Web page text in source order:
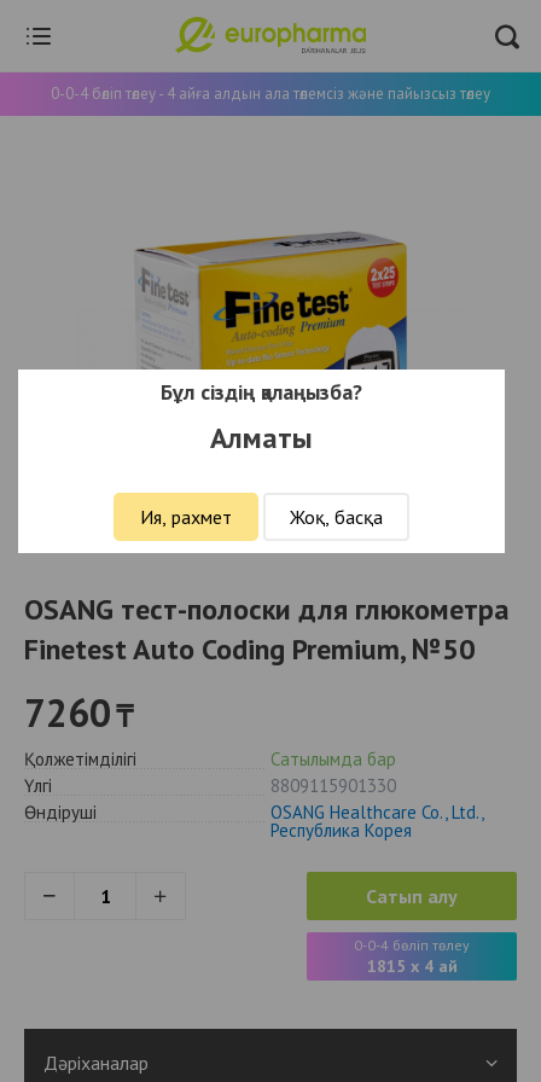
0-0-4 бөліп төлеу - 4 айға алдын ала төлемсіз және пайызсыз төлеу
OSANG тест-полоски для глюкометра
Finetest Auto Coding Premium, №50
7260₸
Қолжетімділігі
Сатылымда бар
Үлгі
8809115901330
Өндіруші
OSANG Healthcare Со., Ltd.,
Республика Корея
Сатып алу
0-0-4 бөліп төлеу
1815 x 4 ай
Дәріханалар
Бұл сіздің қалаңызба?
Алматы
Ия, рахмет Жоқ, басқа